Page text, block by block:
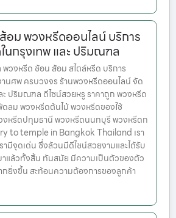
อม พวงหรีดออนไลน์ บริการ
กรุงเทพ และ ปริมณฑล
วงหรีด ช้อน ส้อม สไตล์หรีด บริการ
นศพ ครบวงจร ร้านพวงหรีดออนไลน์ จัด
ะ ปริมณฑล ดีไซน์สวยหรู ราคาถูก พวงหรีด
ลม พวงหรีดต้นไม้ พวงหรีดของใช้
งหรีดปทุมธานี พวงหรีดนนทบุรี พวงหรีดก
to temple in Bangkok Thailand เรา
ามีจุดเด่น ซึ่งล้วนมีดีไซน์สวยงามและได้รับ
แล้วทั้งสิ้น ทันสมัย มีความเป็นตัวของตัว
กยิ่งขึ้น สะท้อนความต้องการของลูกค้า